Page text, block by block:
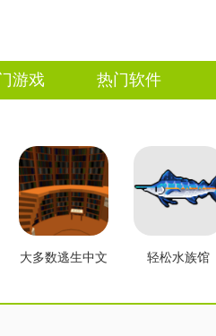
游戏 热门软件
大多数逃生中文 轻松水族馆